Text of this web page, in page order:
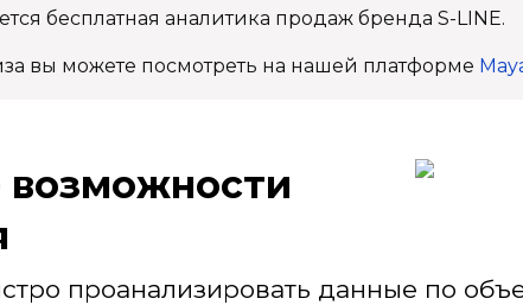
бесплатная аналитика продаж бренда S-LINE.
вы можете посмотреть на нашей платформе
возмож­ности
проанализировать данные по